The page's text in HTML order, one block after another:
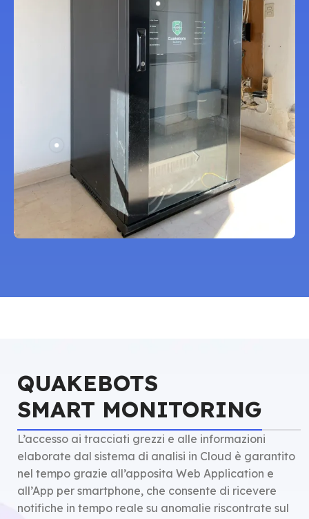
QUAKEBOTS
SMART MONITORING
L’accesso ai tracciati grezzi e alle informazioni
elaborate dal sistema di analisi in Cloud è garantito
nel tempo grazie all’apposita Web Application e
all’App per smartphone, che consente di ricevere
notifiche in tempo reale su anomalie riscontrate sul